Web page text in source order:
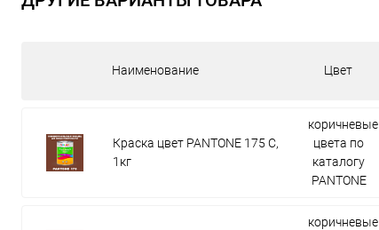
Наименование Цвет
Краска цвет PANTONE 175 C,
1кг
коричневые
цвета по
каталогу
PANTONE
коричневые